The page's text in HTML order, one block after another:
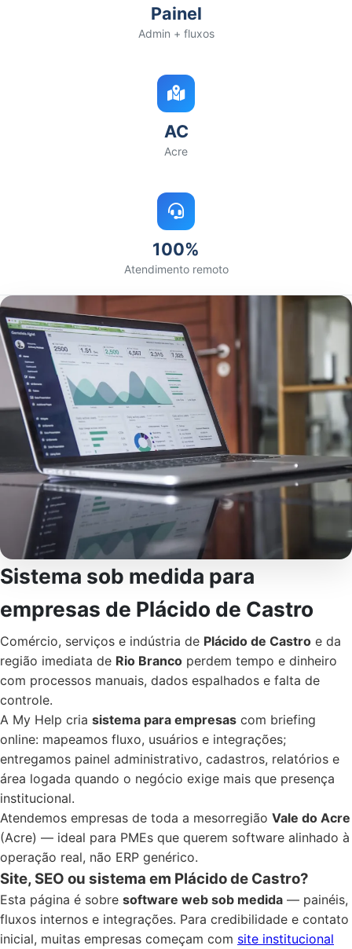
Painel
Admin + fluxos
AC
Acre
100%
Atendimento remoto
Sistema sob medida para
empresas de Plácido de Castro
Comércio, serviços e indústria de Plácido de Castro e da
região imediata de Rio Branco perdem tempo e dinheiro
com processos manuais, dados espalhados e falta de
controle.
A My Help cria sistema para empresas com briefing
online: mapeamos fluxo, usuários e integrações;
entregamos painel administrativo, cadastros, relatórios e
área logada quando o negócio exige mais que presença
institucional.
Atendemos empresas de toda a mesorregião Vale do Acre
(Acre) — ideal para PMEs que querem software alinhado à
operação real, não ERP genérico.
Site, SEO ou sistema em Plácido de Castro?
Esta página é sobre software web sob medida — painéis,
fluxos internos e integrações. Para credibilidade e contato
inicial, muitas empresas começam com site institucional